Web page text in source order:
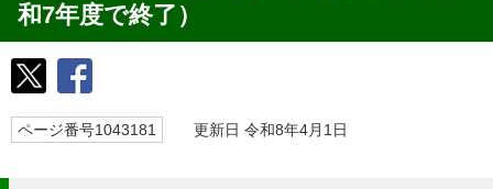
和7年度で終了）
ページ番号1043181 更新日 令和8年4月1日